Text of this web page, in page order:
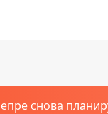
снова